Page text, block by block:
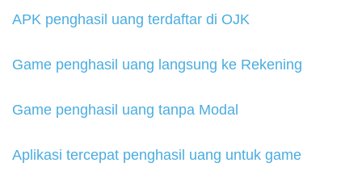
APK penghasil uang terdaftar di OJK
Game penghasil uang langsung ke Rekening
Game penghasil uang tanpa Modal
Aplikasi tercepat penghasil uang untuk game